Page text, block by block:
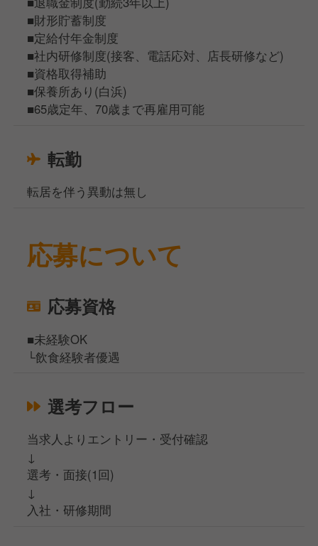
■財形貯蓄制度
■定給付年金制度
■社内研修制度(接客、電話応対、店長研修など)
■資格取得補助
■保養所あり(白浜)
■65歳定年、70歳まで再雇用可能
転勤
転居を伴う異動は無し
応募について
応募資格
■未経験OK
└飲食経験者優遇
選考フロー
当求人よりエントリー・受付確認
↓
選考・面接(1回)
↓
入社・研修期間